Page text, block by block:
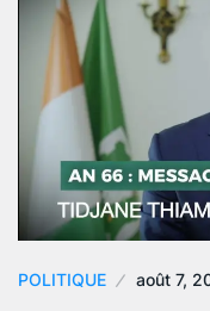
POLITIQUE août 7,